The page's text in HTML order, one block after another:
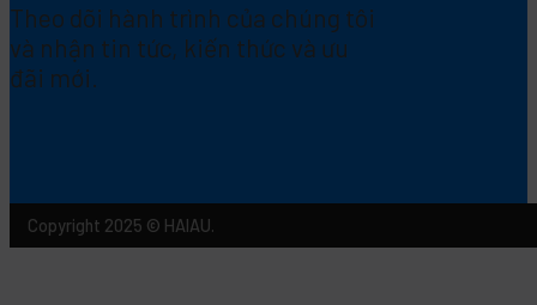
Theo dõi hành trình của chúng tôi
và nhận tin tức, kiến thức và ưu
đãi mới.
Copyright 2025 © HAIAU.